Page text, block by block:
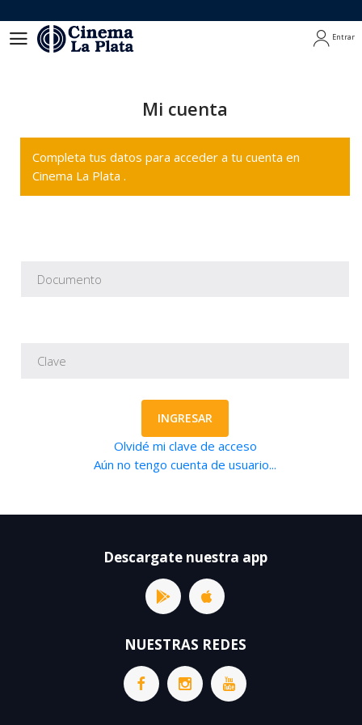
Entrar
Mi cuenta
Completa tus datos para acceder a tu cuenta en
Cinema La Plata .
INGRESAR
Olvidé mi clave de acceso
Aún no tengo cuenta de usuario...
Descargate nuestra app
NUESTRAS REDES